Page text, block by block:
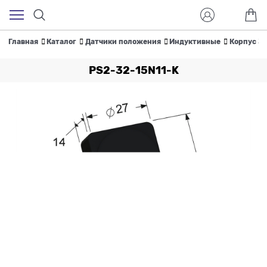
Главная Каталог Датчики положения Индуктивные Корпус
PS2-32-15N11-K